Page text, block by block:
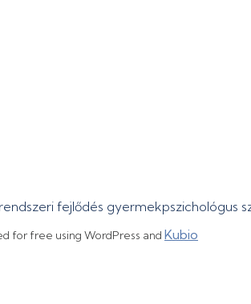
fejlődés gyermekpszichológus
for free using WordPress and Kubio